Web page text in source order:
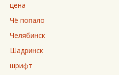
цена
Чё попало
Челябинск
Шадринск
шрифт